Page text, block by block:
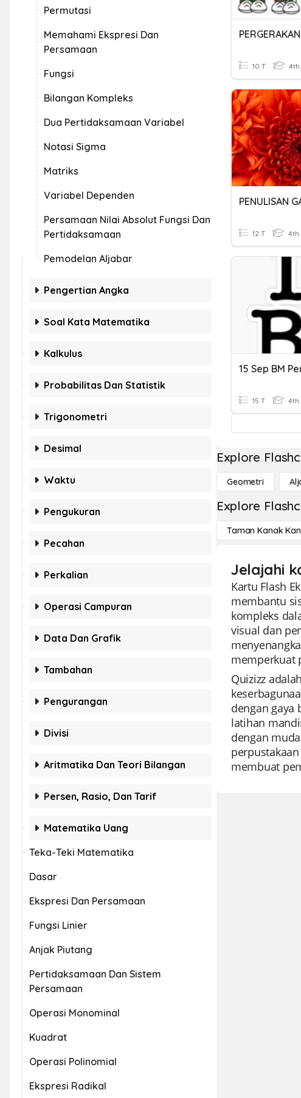
Permutasi
Memahami Ekspresi Dan
Persamaan
Fungsi
Bilangan Kompleks
Dua Pertidaksamaan Variabel
Notasi Sigma
Matriks
Variabel Dependen
Persamaan Nilai Absolut Fungsi Dan
Pertidaksamaan
Pemodelan Aljabar
Pengertian Angka
Soal Kata Matematika
Kalkulus
Probabilitas Dan Statistik
Trigonometri
Desimal
Waktu
Pengukuran
Pecahan
Perkalian
Operasi Campuran
Data Dan Grafik
Tambahan
Pengurangan
Divisi
Aritmatika Dan Teori Bilangan
Persen, Rasio, Dan Tarif
Matematika Uang
Teka-Teki Matematika
Dasar
Ekspresi Dan Persamaan
Fungsi Linier
Anjak Piutang
Pertidaksamaan Dan Sistem
Persamaan
Operasi Monominal
Kuadrat
Operasi Polinomial
Ekspresi Radikal
10 T 4th
PENULISAN
12 T 4th
15 Sep BM
15 T 4th
Explore
Geometri
Explore
Taman Kanak
Jelajahi
Kartu Flash
membantu
kompleks
visual dan
memperkuat
Quizizz
dengan gaya
latihan
dengan
membuat